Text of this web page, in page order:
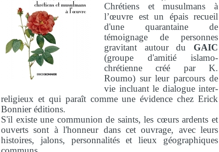
Chrétiens et musulmans à
l’œuvre est un épais recueil
d'une quarantaine de
témoignage de personnes
gravitant autour du GAIC
(groupe d'amitié islamo-
chrétienne créé par K.
Roumo) sur leur parcours de
vie incluant le dialogue inter-
religieux et qui paraît comme une évidence chez Erick
Bonnier éditions.
S'il existe une communion de saints, les cœurs ardents et
ouverts sont à l'honneur dans cet ouvrage, avec leurs
histoires, jalons, personnalités et lieux géographiques